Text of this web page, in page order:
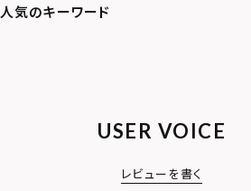
USER VOICE
レビューを書く